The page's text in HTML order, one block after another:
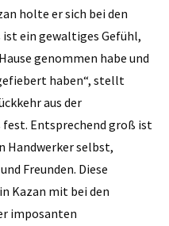
holte er sich bei den
ein gewaltiges Gefühl,
genommen habe und
haben“, stellt
aus der
Entsprechend groß ist
Handwerker selbst,
Freunden. Diese
Kazan mit bei den
imposanten